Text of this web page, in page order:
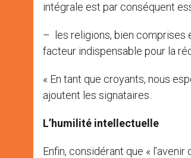
intégrale est par conséquent
– les religions, bien comprises
facteur indispensable pour la
« En tant que croyants, nous
ajoutent les signataires.
L’humilité intellectuelle
Enfin, considérant que «